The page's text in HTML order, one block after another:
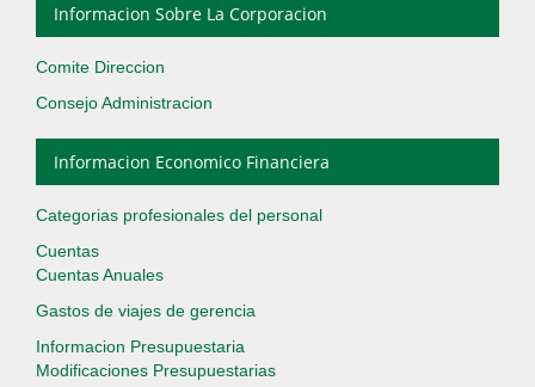
Informacion Sobre La Corporacion
Comite Direccion
Consejo Administracion
Informacion Economico Financiera
Categorias profesionales del personal
Cuentas
Cuentas Anuales
Gastos de viajes de gerencia
Informacion Presupuestaria
Modificaciones Presupuestarias